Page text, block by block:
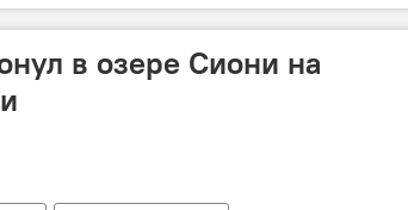
и регионального развития
в озере Сиони на